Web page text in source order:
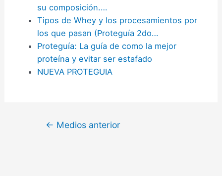
su composición.…
Tipos de Whey y los procesamientos por
los que pasan (Proteguía 2do…
Proteguía: La guía de como la mejor
proteína y evitar ser estafado
NUEVA PROTEGUIA
← Medios anterior